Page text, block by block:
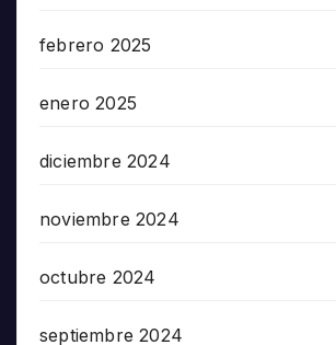
febrero 2025
enero 2025
diciembre 2024
noviembre 2024
octubre 2024
septiembre 2024